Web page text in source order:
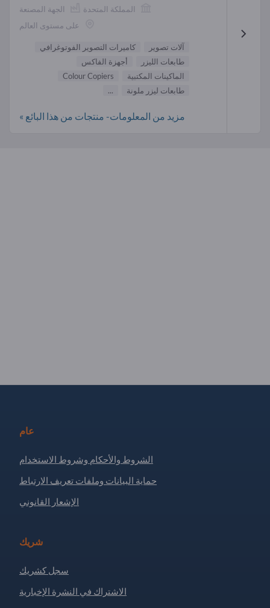
الجهة المصنعة
المملكة المتحدة
على مستوى العالم
آلات تصوير
كاميرات التصوير الفوتوغرافي
طابعات الليزر
أجهزة الفاكس
الماكينات المكتبية
Colour Copiers
طابعات ليزر ملونة
...
مزيد من المعلومات- منتجات من هذا البائع »
عام
الشروط والأحكام وشروط الاستخدام
حماية البيانات وملفات تعريف الارتباط
الإشعار القانوني
شريك
سجل كشريك
الاشتراك في النشرة الإخبارية